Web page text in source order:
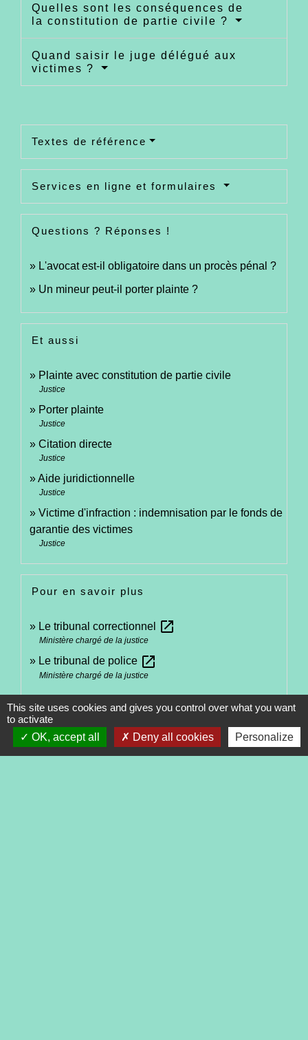
Quelles sont les conséquences de
la constitution de partie civile ?
Quand saisir le juge délégué aux
victimes ?
Textes de référence
Services en ligne et formulaires
Questions ? Réponses !
L'avocat est-il obligatoire dans un procès pénal ?
Un mineur peut-il porter plainte ?
Et aussi
Plainte avec constitution de partie civile
Justice
Porter plainte
Justice
Citation directe
Justice
Aide juridictionnelle
Justice
Victime d'infraction : indemnisation par le fonds de
garantie des victimes
Justice
Pour en savoir plus
Le tribunal correctionnel open_in_new
Ministère chargé de la justice
Le tribunal de police open_in_new
Ministère chargé de la justice
Signaler une erreur sur cette page
This site uses cookies and gives you control over what you want
to activate
OK, accept all
Deny all cookies Personalize